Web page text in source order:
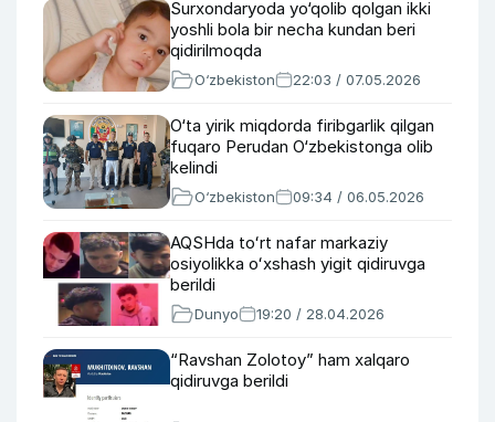
Surxondaryoda yo‘qolib qolgan ikki
yoshli bola bir necha kundan beri
qidirilmoqda
O‘zbekiston 22:03 / 07.05.2026
O‘ta yirik miqdorda firibgarlik qilgan
fuqaro Perudan O‘zbekistonga olib
kelindi
O‘zbekiston 09:34 / 06.05.2026
AQSHda toʻrt nafar markaziy
osiyolikka oʻxshash yigit qidiruvga
berildi
Dunyo 19:20 / 28.04.2026
“Ravshan Zolotoy” ham xalqaro
qidiruvga berildi